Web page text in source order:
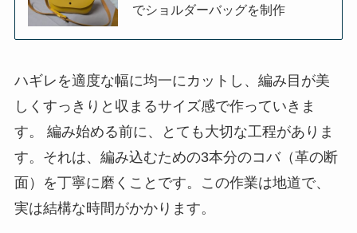
でショルダーバッグを制作
ハギレを適度な幅に均一にカットし、編み目が美
しくすっきりと収まるサイズ感で作っていきま
す。 編み始める前に、とても大切な工程がありま
す。それは、編み込むための3本分のコバ（革の断
面）を丁寧に磨くことです。この作業は地道で、
実は結構な時間がかかります。